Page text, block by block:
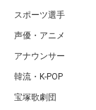
スポーツ選手
声優・アニメ
アナウンサー
韓流・K-POP
宝塚歌劇団